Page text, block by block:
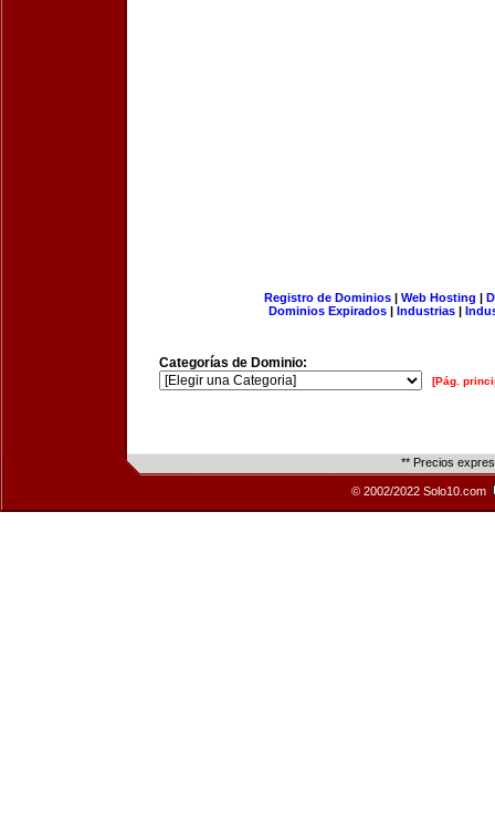
Registro de Dominios| Web Hosting |
Dominios Expirados | Industrias |
Categorías de Dominio:
[Pág.
** Precios
© 2002/2022 Solo10.com